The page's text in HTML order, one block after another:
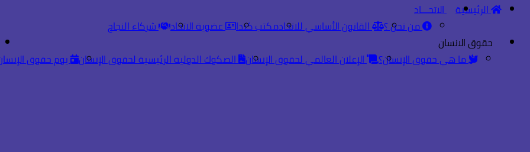
الرئيسية الاتحـــاد
من نحن ؟
القانون الأساسي للاتحادمكتب كندا عضوية الاتحاد
شركاء النجاح
حقوق الانسان
ما هي حقوق الإنسان؟
الإعلان العالمي لحقوق الإنسان الصكوك الدولية الرئيسية لحقوق الإنسان يوم حقوق